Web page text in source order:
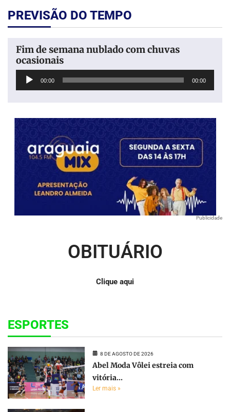
PREVISÃO DO TEMPO
Fim de semana nublado com chuvas
ocasionais
Tocador
00:00 00:00
Publicidade
OBITUÁRIO
Clique aqui
ESPORTES
8 DE AGOSTO DE 2026
Abel Moda Vôlei estreia com
vitória...
Ler mais »